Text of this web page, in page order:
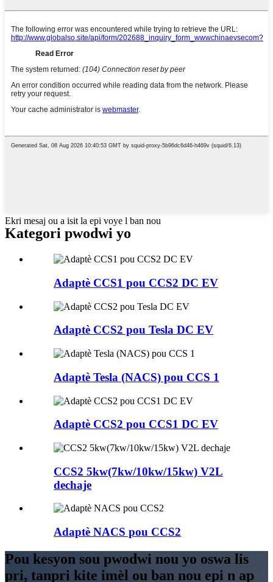
Ekri mesaj ou a isit la epi voye l ban nou
Kategori pwodwi yo
Adaptè CCS1 pou CCS2 DC EV
Adaptè CCS2 pou Tesla DC EV
Adaptè Tesla (NACS) pou CCS 1
Adaptè CCS2 pou CCS1 DC EV
CCS2 5kw(7kw/10kw/15kw) V2L
dechaje
Adaptè NACS pou CCS2
Pou kesyon sou pwodwi nou yo oswa lis
pri, tanpri kite imèl ou ban nou epi n ap